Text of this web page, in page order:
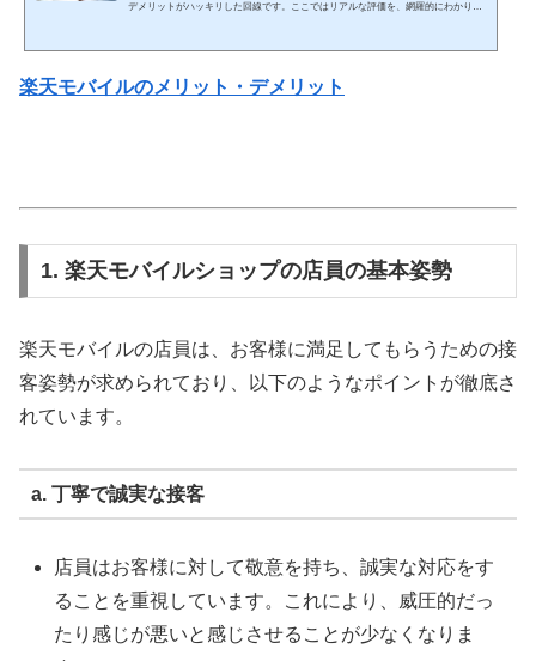
デメリットがハッキリした回線です。ここではリアルな評価を、網羅的にわかりや
楽天モバイルのメリット・デメリット
1. 楽天モバイルショップの店員の基本姿勢
楽天モバイルの店員は、お客様に満足してもらうための接
客姿勢が求められており、以下のようなポイントが徹底さ
れています。
a. 丁寧で誠実な接客
店員はお客様に対して敬意を持ち、誠実な対応をす
ることを重視しています。これにより、威圧的だっ
たり感じが悪いと感じさせることが少なくなりま